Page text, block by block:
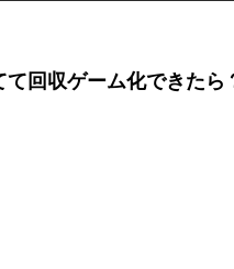
回収ゲーム化できたら